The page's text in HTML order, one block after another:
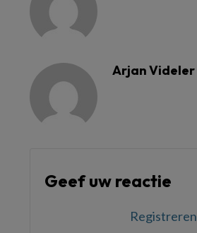
Arjan Videler
Geef uw reactie
Registreren